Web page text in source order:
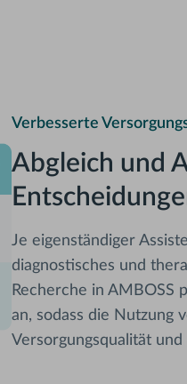
Verbesserte
Abgleich und
Je eigenständiger
diagnostisches und
Recherche in AMBOSS
an, sodass die Nutzung
Versorgungsqualität